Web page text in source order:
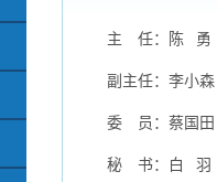
主 任：陈 勇
副主任：李小森
委 员：蔡国
秘 书：白 羽